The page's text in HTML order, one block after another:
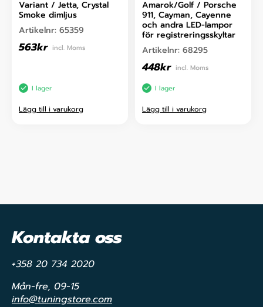
Variant / Jetta, Crystal
Smoke dimljus
Artikelnr: 65359
563kr incl. Moms
I lager
Lägg till i varukorg
Amarok/Golf / Porsche
911, Cayman, Cayenne
och andra LED-lampor
för registreringsskyltar
Artikelnr: 68295
448kr incl. Moms
I lager
Lägg till i varukorg
Kontakta oss
+358 20 734 2020
Mån-fre, 09-15
info@tuningstore.com